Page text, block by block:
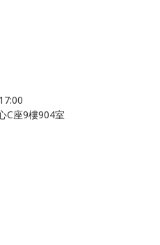
C座9樓904室